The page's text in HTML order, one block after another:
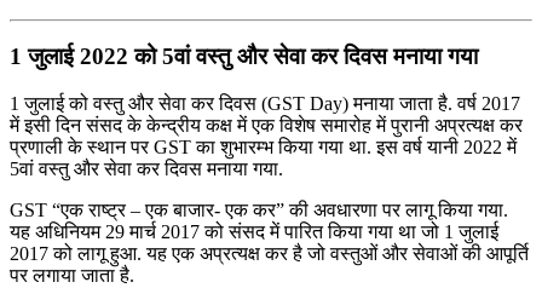
1 जुलाई 2022 को 5वां वस्तु और सेवा कर दिवस मनाया गया
1 जुलाई को वस्तु और सेवा कर दिवस (GST Day) मनाया जाता है. वर्ष 2017
में इसी दिन संसद के केन्द्रीय कक्ष में एक विशेष समारोह में पुरानी अप्रत्यक्ष कर
प्रणाली के स्थान पर GST का शुभारम्‍भ किया गया था. इस वर्ष यानी 2022 में
5वां वस्तु और सेवा कर दिवस मनाया गया.
GST “एक राष्‍ट्र – एक बाजार- एक कर” की अवधारणा पर लागू किया गया.
यह अधिनियम 29 मार्च 2017 को संसद में पारित किया गया था जो 1 जुलाई
2017 को लागू हुआ. यह एक अप्रत्यक्ष कर है जो वस्तुओं और सेवाओं की आपूर्ति
पर लगाया जाता है.